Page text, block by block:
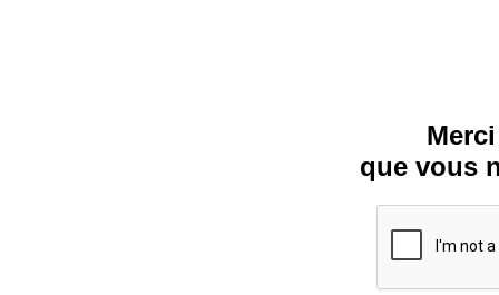
que vous